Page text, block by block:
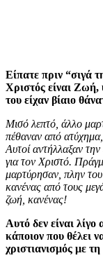
Είπατε πριν “σιγά
Χριστός είναι Ζωή,
του είχαν βίαιο
Μισό λεπτό, άλλο
πέθαναν από
Αυτοί αντήλλαξαν την
για τον Χριστό.
μαρτύρησαν, πλην
κανένας από τους
ζωή, κανένας!
Αυτό δεν είναι
κάποιον που θέλει
χριστιανισμός με